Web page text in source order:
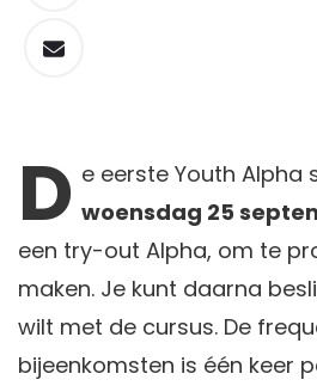
D e eerste Youth
woensdag 25
een try-out Alpha, om te
maken. Je kunt daarna
wilt met de cursus. De
bijeenkomsten is één keer